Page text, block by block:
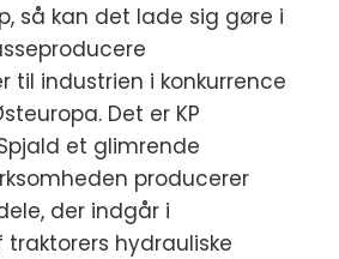
så kan det lade sig gøre i
til industrien i konkurrence
Det er KP
et glimrende
producerer
der indgår i
hydrauliske